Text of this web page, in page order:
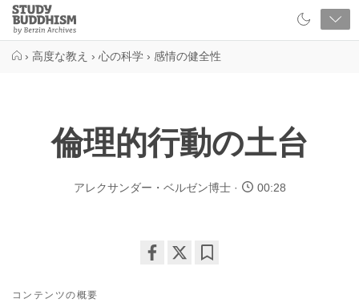
Close
Study
Buddhism
› 高度な教え › 心の科学 › 感情の健全性
倫理的行動の土台
アレクサンダー・ベルゼン博士 00:28
コンテンツの概要